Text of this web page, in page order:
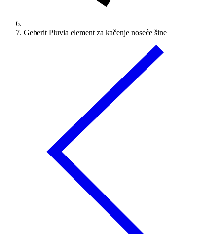
Geberit Pluvia element za kačenje noseće šine